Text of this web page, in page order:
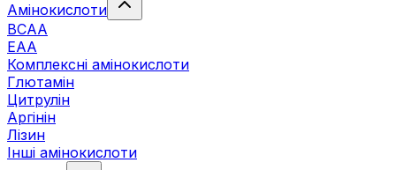
Амінокислоти
BCAA
EAA
Комплексні амінокислоти
Глютамін
Цитрулін
Аргінін
Лізин
Інші амінокислоти